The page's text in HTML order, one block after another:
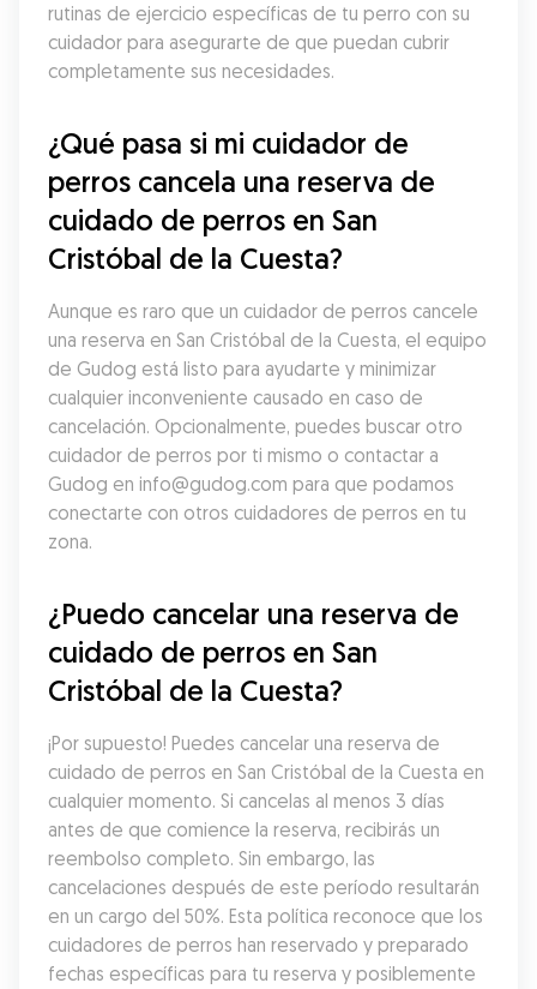
rutinas de ejercicio específicas de tu perro con su
cuidador para asegurarte de que puedan cubrir
completamente sus necesidades.
¿Qué pasa si mi cuidador de
perros cancela una reserva de
cuidado de perros en San
Cristóbal de la Cuesta?
Aunque es raro que un cuidador de perros cancele
una reserva en San Cristóbal de la Cuesta, el equipo
de Gudog está listo para ayudarte y minimizar
cualquier inconveniente causado en caso de
cancelación. Opcionalmente, puedes buscar otro
cuidador de perros por ti mismo o contactar a
Gudog en info@gudog.com para que podamos
conectarte con otros cuidadores de perros en tu
zona.
¿Puedo cancelar una reserva de
cuidado de perros en San
Cristóbal de la Cuesta?
¡Por supuesto! Puedes cancelar una reserva de
cuidado de perros en San Cristóbal de la Cuesta en
cualquier momento. Si cancelas al menos 3 días
antes de que comience la reserva, recibirás un
reembolso completo. Sin embargo, las
cancelaciones después de este período resultarán
en un cargo del 50%. Esta política reconoce que los
cuidadores de perros han reservado y preparado
fechas específicas para tu reserva y posiblemente